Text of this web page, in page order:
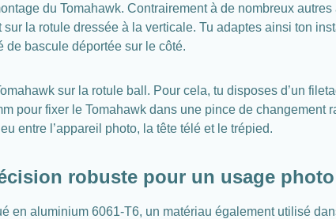
du Tomahawk. Contrairement à de nombreux
la rotule dressée à la verticale. Tu adaptes ainsi ton
de bascule déportée sur le côté.
sur la rotule ball. Pour cela, tu disposes d’un
pour fixer le Tomahawk dans une pince de changement
entre l’appareil photo, la tête télé et le trépied.
robuste pour un usage
en aluminium 6061-T6, un matériau également utilisé